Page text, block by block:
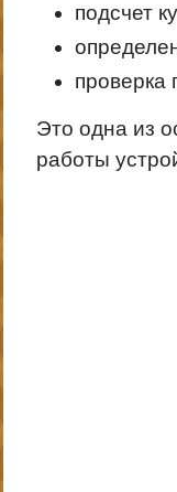
подсчет
проверка
Это одна из
работы